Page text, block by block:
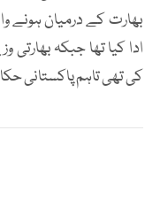
بھارت کے درمیان ہونے
ادا کیا تھا جبکہ
کی تھی تاہم پاکستانی